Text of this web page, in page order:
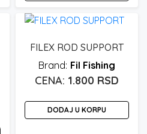
FILEX ROD SUPPORT
Fil Fishing
1.800 RSD
DODAJ U KORPU